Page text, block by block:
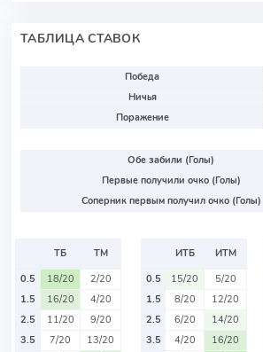
ТАБЛИЦА СТАВОК
Победа
Ничья
Поражение
Обе забили (Голы)
Первые получили очко (Голы)
Соперник первым получил очко (Голы)
ТБ
ТМ
0.5
18/20
2/20
1.5
16/20
4/20
2.5
11/20
9/20
3.5
7/20
13/20
ИТБ
ИТМ
0.5
15/20
5/20
1.5
8/20
12/20
2.5
6/20
14/20
3.5
4/20
16/20